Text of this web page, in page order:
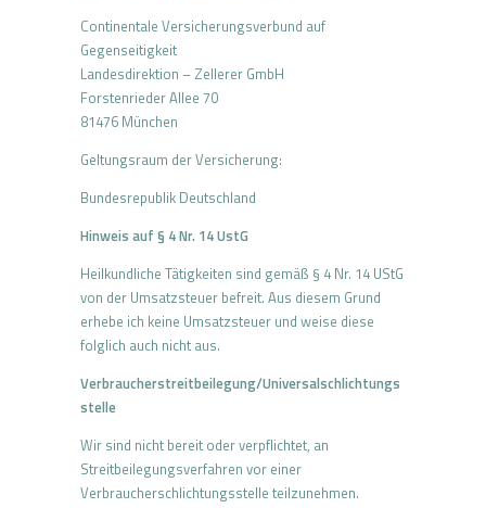
Continentale Versicherungsverbund auf
Gegenseitigkeit
Landesdirektion – Zellerer GmbH
Forstenrieder Allee 70
81476 München
Geltungsraum der Versicherung:
Bundesrepublik Deutschland
Hinweis auf § 4 Nr. 14 UstG
Heilkundliche Tätigkeiten sind gemäß § 4 Nr. 14 UStG
von der Umsatzsteuer befreit. Aus diesem Grund
erhebe ich keine Umsatzsteuer und weise diese
folglich auch nicht aus.
Verbraucherstreitbeilegung/Universalschlichtungs
stelle
Wir sind nicht bereit oder verpflichtet, an
Streitbeilegungsverfahren vor einer
Verbraucherschlichtungsstelle teilzunehmen.